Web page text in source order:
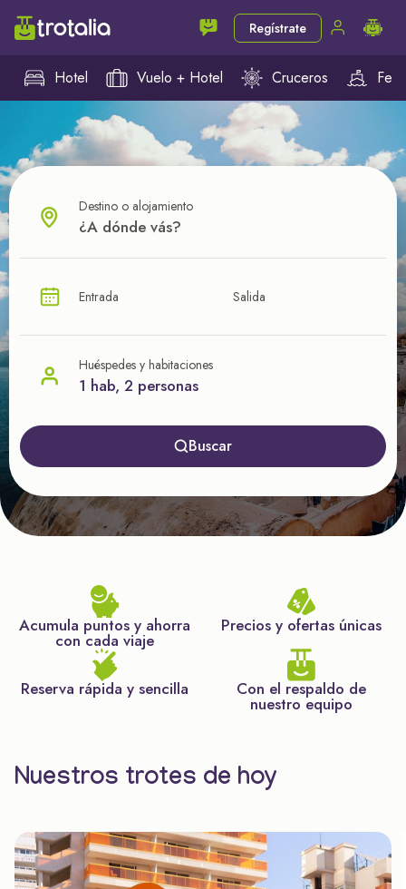
Regístrate
Hotel Vuelo + Hotel Cruceros
¿CUÁL VA A SER TU PRÓXIMO TROTE?
nuestras ofertas
Destino o alojamiento
Entrada Salida
Huéspedes y habitaciones
1 hab, 2 personas
Buscar
Acumula puntos y ahorra
con cada viaje
Precios y ofertas únicas
Reserva rápida y sencilla Con el respaldo de
nuestro equipo
Nuestros trotes de hoy